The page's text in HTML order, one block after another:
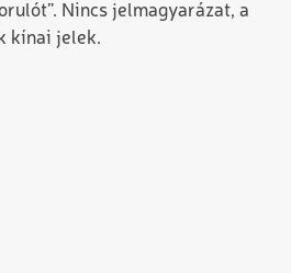
Nincs jelmagyarázat, a
kínai jelek.